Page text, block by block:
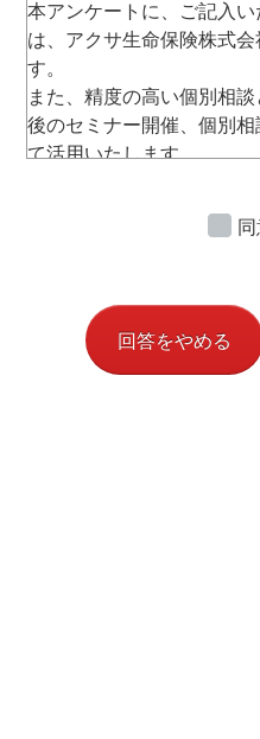
本アンケートに、ご記⼊
は、アクサ⽣命保険株式
す。
また、精度の⾼い個別相
後のセミナー開催、個別
て活⽤いたします。
承諾のうえご記⼊・ご
回答をやめる